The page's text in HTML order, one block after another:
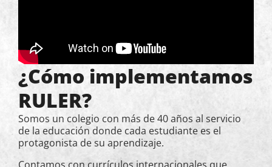
¿Cómo implementamos
RULER?
Somos un colegio con más de 40 años al servicio
de la educación donde cada estudiante es el
protagonista de su aprendizaje.